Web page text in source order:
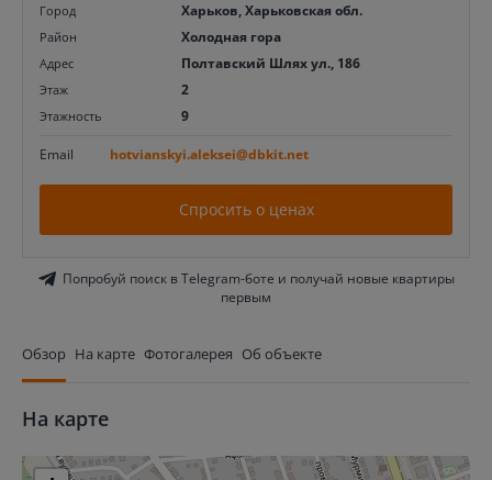
Город Харьков, Харьковская обл.
Район Холодная гора
Адрес Полтавский Шлях ул., 186
Этаж 2
Этажность 9
Email hotvianskyi.aleksei@dbkit.net
Спросить о ценах
Попробуй поиск в Telegram-боте и получай новые квартиры
первым
Обзор На карте Фотогалерея Об объекте
На карте